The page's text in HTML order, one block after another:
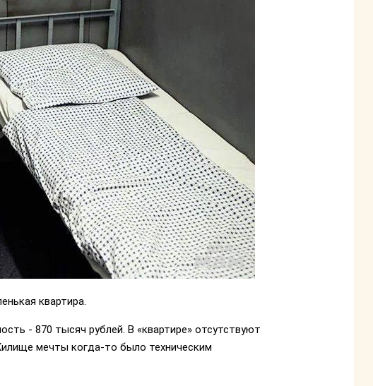
квартира.
- 870 тысяч рублей. В «квартире» отсутствуют
мечты когда-то было техническим